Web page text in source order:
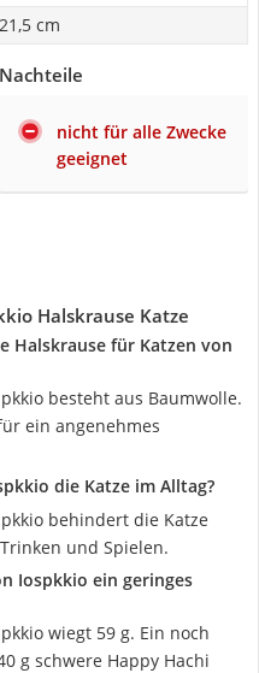
21,5 cm
Nachteile
nicht für alle Zwecke
geeignet
Halskrause Katze
Halskrause für Katzen von
besteht aus Baumwolle.
ein angenehmes
die Katze im Alltag?
behindert die Katze
und Spielen.
Iospkkio ein geringes
wiegt 59 g. Ein noch
g schwere Happy Hachi